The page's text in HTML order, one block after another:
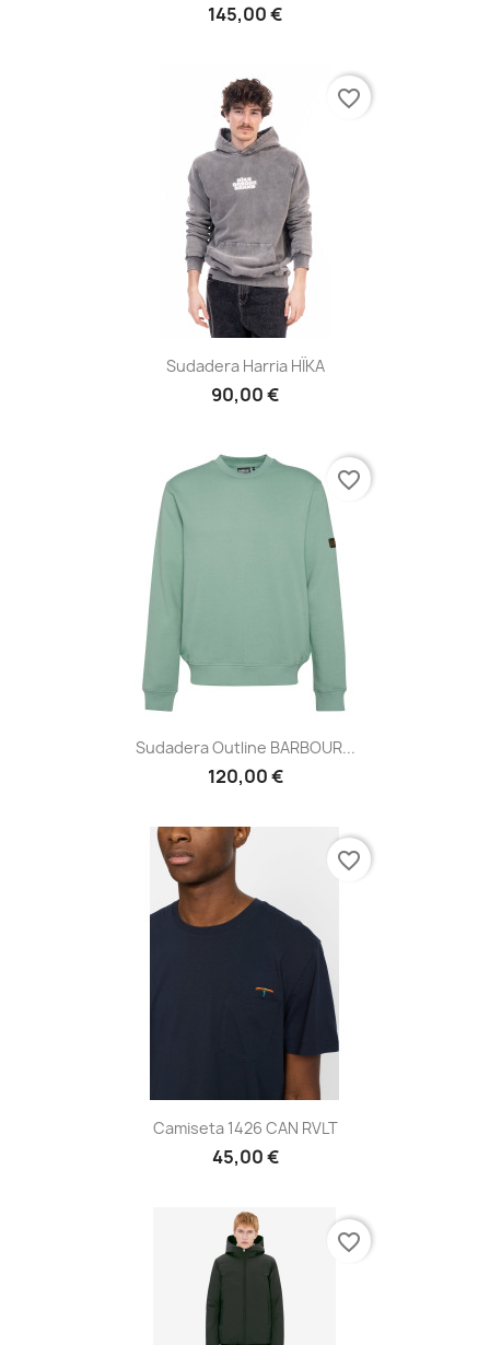
145,00 €
Sudadera Harria HÏKA
90,00 €
favorite_border
Sudadera Outline BARBOUR...
120,00 €
favorite_border
Camiseta 1426 CAN RVLT
45,00 €
favorite_border
favorite_border